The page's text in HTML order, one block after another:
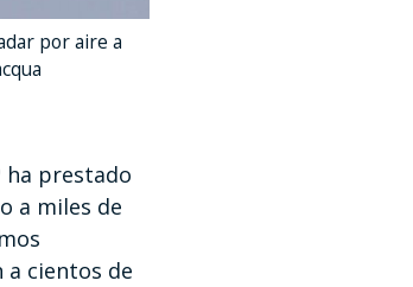
por aire a
ha prestado
a miles de
cientos de